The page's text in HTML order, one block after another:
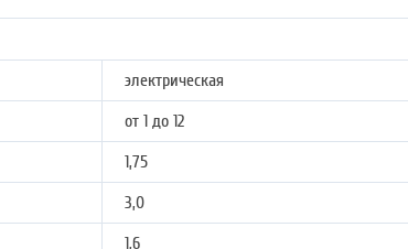
электрическая
от 1 до 12
1,75
3,0
1,6